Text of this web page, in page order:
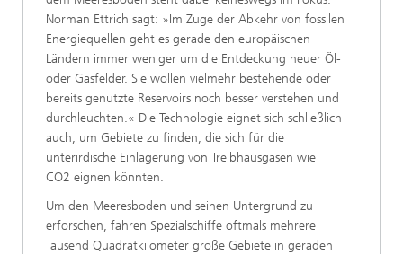
Norman Ettrich sagt: »Im Zuge der Abkehr von fossilen
Energiequellen geht es gerade den europäischen
Ländern immer weniger um die Entdeckung neuer Öl-
oder Gasfelder. Sie wollen vielmehr bestehende oder
bereits genutzte Reservoirs noch besser verstehen und
durchleuchten.« Die Technologie eignet sich schließlich
auch, um Gebiete zu finden, die sich für die
unterirdische Einlagerung von Treibhausgasen wie
CO2 eignen könnten.
Um den Meeresboden und seinen Untergrund zu
erforschen, fahren Spezialschiffe oftmals mehrere
Tausend Quadratkilometer große Gebiete in geraden